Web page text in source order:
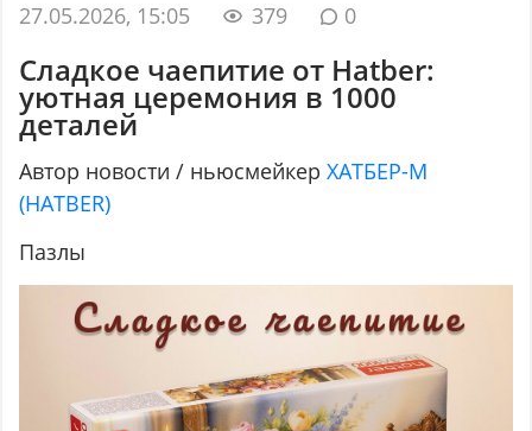
27.05.2026, 15:05 379 0
Сладкое чаепитие от Hatber:
уютная церемония в 1000
деталей
Автор новости / ньюсмейкерХАТБЕР-М
(HATBER)
Пазлы